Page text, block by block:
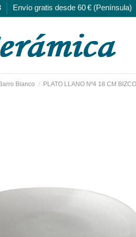
Envío gratis desde 60 € (Península)
Blanco PLATO LLANO Nº4 18 CM